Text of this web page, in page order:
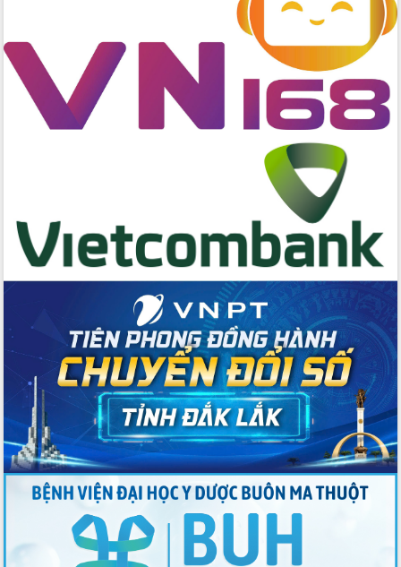
Việt Nam
Thứ trưởng Bộ Y tế làm việc với tỉnh
Đắk Lắk về phát triển nhân lực y tế
cho trạm y tế cấp xã
Du lịch Đắk Lắk nâng tầm trải nghiệm
Đoàn đại biểu Quốc hội tỉnh Đắk Lắk
trao đổi thông tin trước Kỳ họp thứ
nhất, Quốc hội khóa XVI
Nâng cao hiệu lực, hiệu quả HĐND
tỉnh thông qua hiện đại hóa hành chính
Xã Ea Phê gắn cải cách hành chính với
chuyển đổi số
Phó Chủ tịch Thường trực UBND tỉnh
Hồ Thị Nguyên Thảo làm việc tại Trung
tâm Phục vụ hành chính công xã Ea
Phê
Xây dựng nền hành chính số đồng
hành cùng nông dân dân, doanh nghiệp
Giai đoạn 2026-2030, Đắk Lắk phấn
đấu có 77% xã đạt chuẩn nông thôn
mới